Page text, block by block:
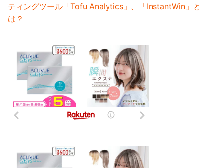
ティングツール「Tofu Analytics」、「InstantWin」と
は？